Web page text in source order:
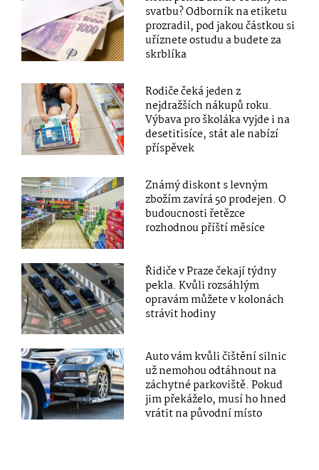
svatbu? Odborník na etiketu
prozradil, pod jakou částkou si
uříznete ostudu a budete za
skrblíka
Rodiče čeká jeden z
nejdražších nákupů roku.
Výbava pro školáka vyjde i na
desetitisíce, stát ale nabízí
příspěvek
Známý diskont s levným
zbožím zavírá 50 prodejen. O
budoucnosti řetězce
rozhodnou příští měsíce
Řidiče v Praze čekají týdny
pekla. Kvůli rozsáhlým
opravám můžete v kolonách
strávit hodiny
Auto vám kvůli čištění silnic
už nemohou odtáhnout na
záchytné parkoviště. Pokud
jim překáželo, musí ho hned
vrátit na původní místo